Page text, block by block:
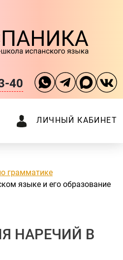
40
ЛИЧНЫЙ КАБИНЕТ
грамматике
языке и его образование
НАРЕЧИЙ В